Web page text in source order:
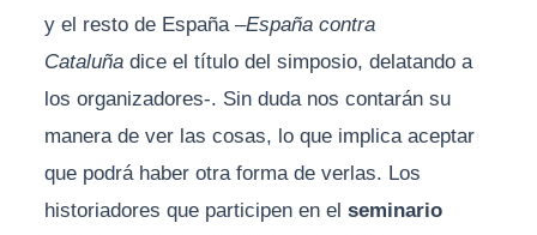
y el resto de España –España contra
Cataluña dice el título del simposio, delatando a
los organizadores-. Sin duda nos contarán su
manera de ver las cosas, lo que implica aceptar
que podrá haber otra forma de verlas. Los
historiadores que participen en el seminario